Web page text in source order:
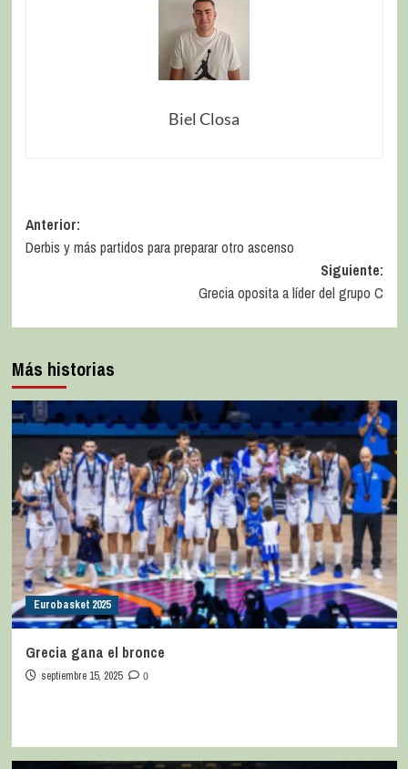
Biel Closa
Anterior:
Derbis y más partidos para preparar otro ascenso
Siguiente:
Grecia oposita a líder del grupo C
Más historias
Eurobasket 2025
Grecia gana el bronce
septiembre 15, 2025 0